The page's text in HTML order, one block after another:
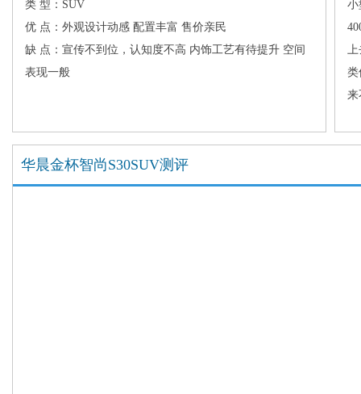
类 型：SUV
优 点：外观设计动感 配置丰富 售价亲民
缺 点：宣传不到位，认知度不高 内饰工艺有待提升 空间
表现一般
小
上
类
来
华晨金杯智尚S30SUV测评